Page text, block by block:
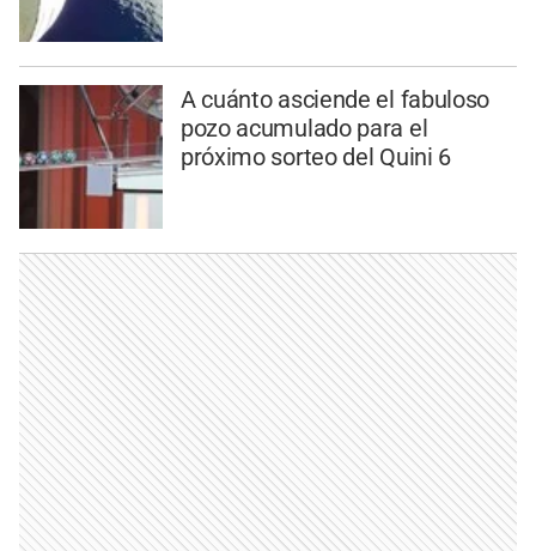
A cuánto asciende el fabuloso
pozo acumulado para el
próximo sorteo del Quini 6